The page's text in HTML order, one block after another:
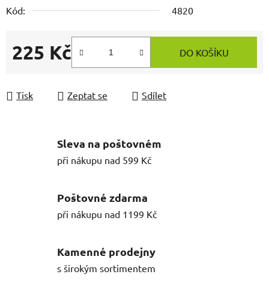
Kód:
4820
225 Kč DO KOŠÍKU
Tisk Zeptat se Sdílet
Sleva na poštovném
při nákupu nad 599 Kč
Poštovné zdarma
při nákupu nad 1199 Kč
Kamenné prodejny
s širokým sortimentem